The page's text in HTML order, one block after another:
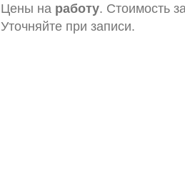
Цены на работу. Стоимость
Уточняйте при записи.